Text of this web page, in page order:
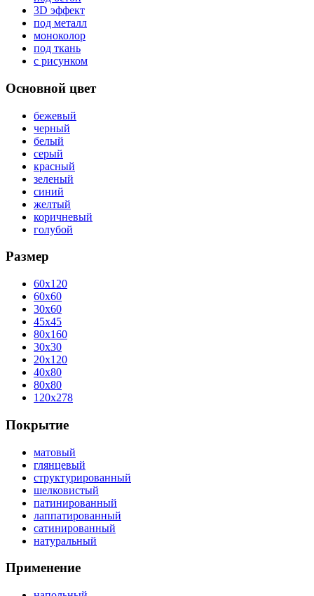
3D эффект
под металл
моноколор
под ткань
с рисунком
Основной цвет
бежевый
черный
белый
серый
красный
зеленый
синий
желтый
коричневый
голубой
Размер
60x120
60x60
30x60
45x45
80x160
30x30
20x120
40x80
80x80
120x278
Покрытие
матовый
глянцевый
структурированный
шелковистый
патинированный
лаппатированный
сатинированный
натуральный
Применение